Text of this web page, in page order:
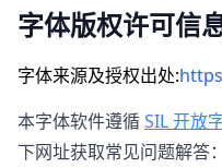
字体版权许可信
字体来源及授权出处:
本字体软件遵循SIL 开放
下网址获取常见问题解答：